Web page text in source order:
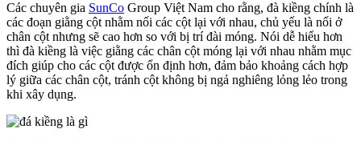
Các chuyên gia SunCo Group Việt Nam cho rằng, đà kiềng chính là
các đoạn giằng cột nhằm nối các cột lại với nhau, chủ yếu là nối ở
chân cột nhưng sẽ cao hơn so với bị trí đài móng. Nói dễ hiểu hơn
thì đà kiềng là việc giằng các chân cột móng lại với nhau nhằm mục
đích giúp cho các cột được ổn định hơn, đảm bảo khoảng cách hợp
lý giữa các chân cột, tránh cột không bị ngả nghiêng lỏng lẻo trong
khi xây dụng.